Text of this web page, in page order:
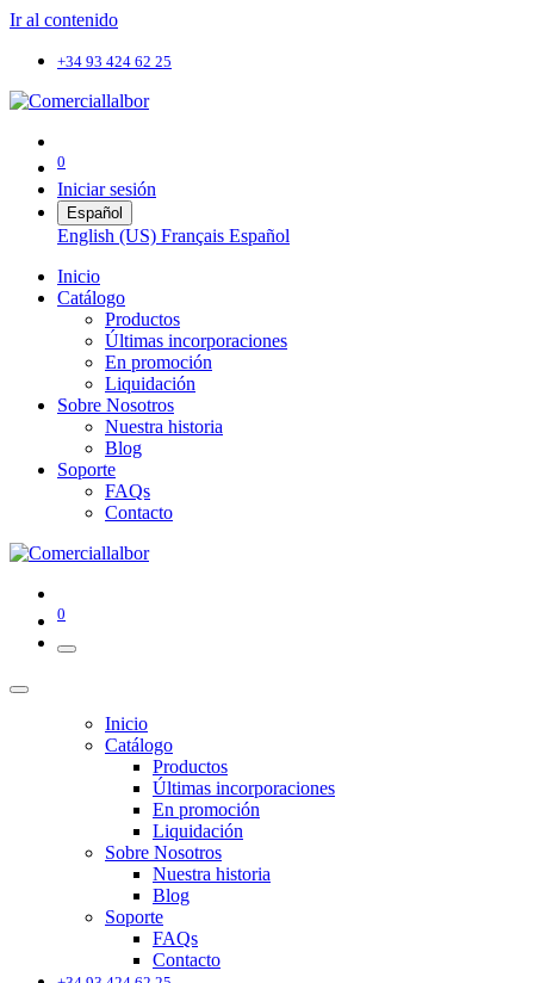
Ir al contenido
+34 93 424 62 25
0
Iniciar sesión
Español
English (US) Français Español
Inicio
Catálogo
Productos
Últimas incorporaciones
En promoción
Liquidación
Sobre Nosotros
Nuestra historia
Blog
Soporte
FAQs
Contacto
0
Inicio
Catálogo
Productos
Últimas incorporaciones
En promoción
Liquidación
Sobre Nosotros
Nuestra historia
Blog
Soporte
FAQs
Contacto